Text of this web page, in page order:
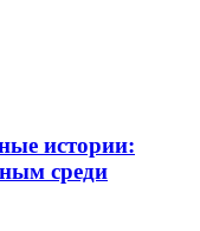
истории:
среди